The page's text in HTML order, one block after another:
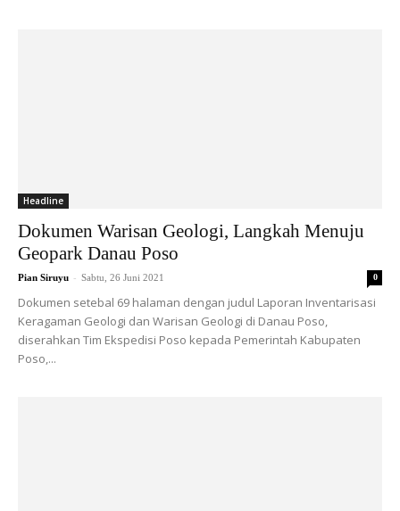
Headline
Dokumen Warisan Geologi, Langkah Menuju
Geopark Danau Poso
Pian Siruyu - Sabtu, 26 Juni 2021 0
Dokumen setebal 69 halaman dengan judul Laporan Inventarisasi
Keragaman Geologi dan Warisan Geologi di Danau Poso,
diserahkan Tim Ekspedisi Poso kepada Pemerintah Kabupaten
Poso,...